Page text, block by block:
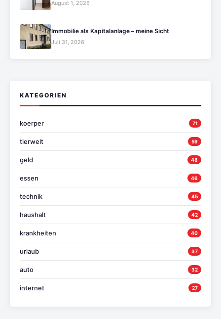
August 1, 2026
Immobilie als Kapitalanlage – meine Sicht
Juli 31, 2026
KATEGORIEN
koerper 71
tierwelt 59
geld 48
essen 46
technik 45
haushalt 42
krankheiten 40
urlaub 37
auto 32
internet 27